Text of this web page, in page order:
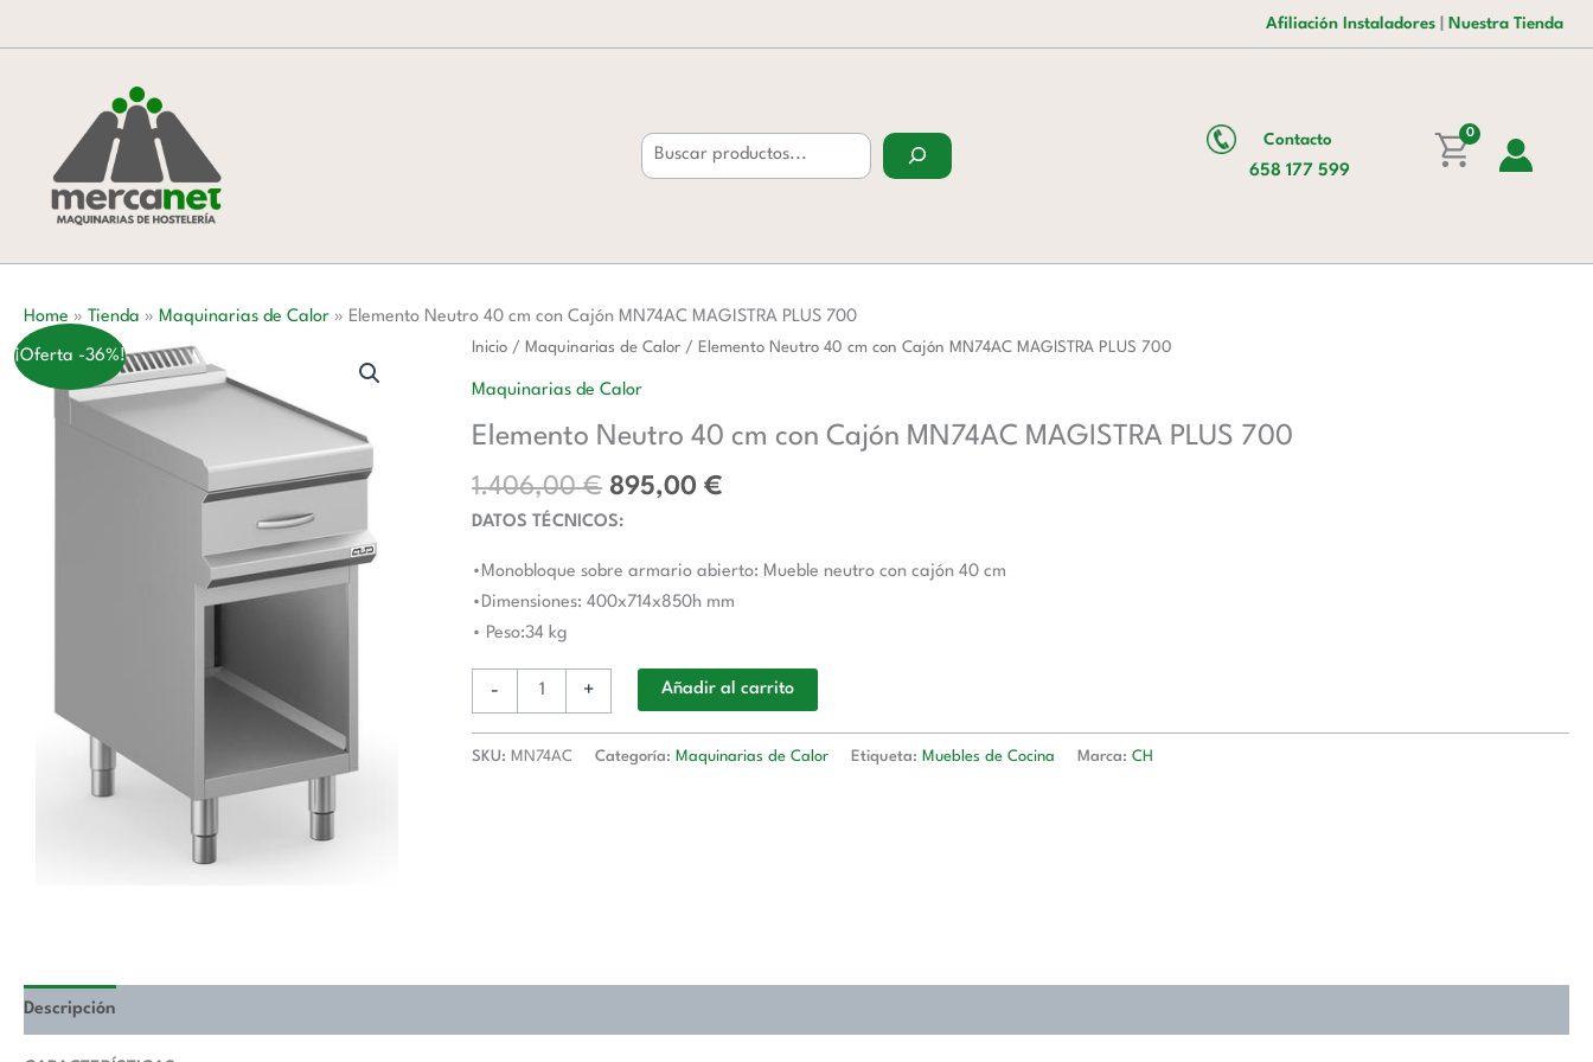
al
Afiliación Instaladores Nuestra Tienda
Contacto
658 177 599
0
Home » Tienda » Maquinarias de Calor » Elemento Neutro 40 cm con Cajón MN74AC MAGISTRA PLUS 700
¡Oferta -36%! Inicio / Maquinarias de Calor / Elemento Neutro 40 cm con Cajón MN74AC MAGISTRA PLUS 700
Maquinarias de Calor
Elemento Neutro 40 cm con Cajón MN74AC MAGISTRA PLUS 700
1.406,00€
El
precio
era:
1.406,00 €.
895,00€
El
es:
DATOS TÉCNICOS:
•Monobloque sobre armario abierto: Mueble neutro con cajón 40 cm
•Dimensiones: 400x714x850h mm
• Peso:34 kg
-
Elemento
cm
MN74AC
MAGISTRA
PLUS
700
+ Añadir al carrito
SKU: MN74AC Categoría: Maquinarias de Calor Etiqueta: Muebles de Cocina Marca:CH
Descripción
1.406,00 €.895,00 €.
con
MAGISTRA